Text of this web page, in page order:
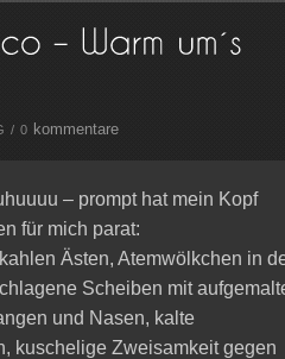
/ 0 kommentare
– prompt hat mein Kopf
für mich parat:
Ästen, Atemwölkchen in
Scheiben mit
und Nasen, kalte
kuschelige Zweisamkeit gegen